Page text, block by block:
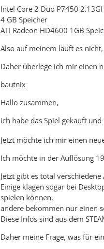
Intel Core 2 Duo P7450
4 GB Speicher
ATI Radeon HD4600 1GB
Also auf meinem läuft es
Daher überlege ich mir einen
bautnix
Hallo zusammen,
ich habe das Spiel gekauft
Jetzt möchte ich mir einen
Ich möchte in der Auflösung
Jetzt gibt es total
Einige klagen sogar bei
spielen können.
andere bekommen nur einen
Diese Infos sind aus dem
Daher meine Frage, was für